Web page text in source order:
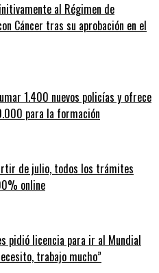
al Régimen de
Cáncer tras su aprobación en el
1.400 nuevos policías y ofrece
para la formación
de julio, todos los trámites
online
pidió licencia para ir al Mundial
trabajo mucho”